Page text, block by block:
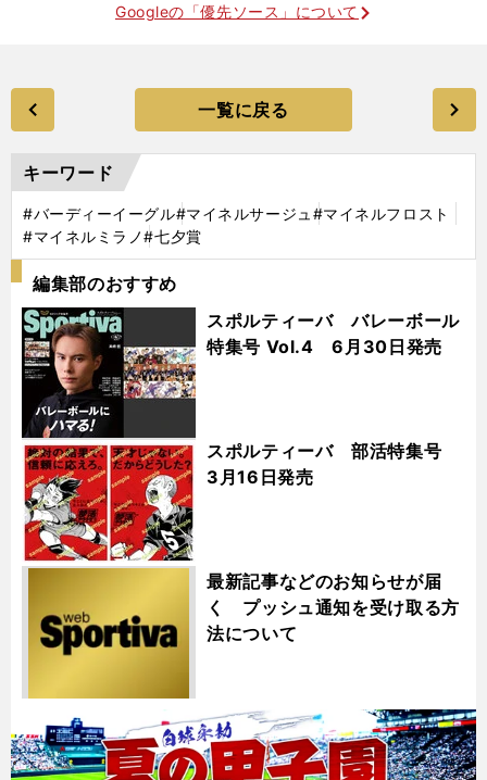
Googleの「優先ソース」について
一覧に戻る
キーワード
#バーディーイーグル#マイネルサージュ #マイネルフロスト
#マイネルミラノ#七夕賞
編集部のおすすめ
スポルティーバ バレーボール
特集号 Vol.4 6月30日発売
スポルティーバ 部活特集号
3月16日発売
最新記事などのお知らせが届
く プッシュ通知を受け取る方
法について